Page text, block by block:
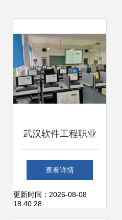
武汉软件工程职业
学院电子信息工程
技术专业 计算机网
查看详情
更新时间：2026-08-08
18:40:28